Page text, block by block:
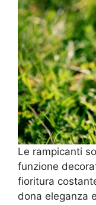
Le rampicanti
funzione
fioritura
dona eleganza